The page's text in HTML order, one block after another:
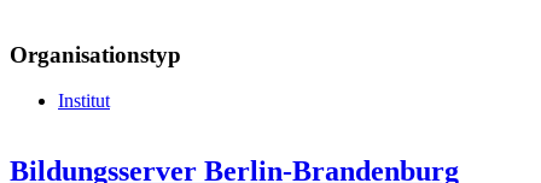
Organisationstyp
Institut
Bildungsserver Berlin-Brandenburg